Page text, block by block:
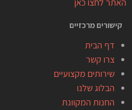
קישורים מרכזיים
דף הבית
צרו קשר
שירותים מקצועיים
הבלוג שלנו
החנות המקוונת